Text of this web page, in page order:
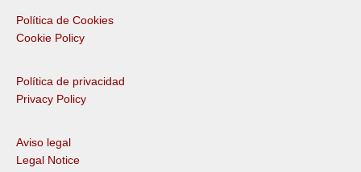
Política de Cookies
Cookie Policy
Política de privacidad
Privacy Policy
Aviso legal
Legal Notice